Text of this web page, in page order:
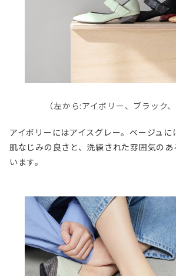
（左から:アイボリー、ブラック、
アイボリーにはアイスグレー。ベージュに
肌なじみの良さと、洗練された雰囲気の
います。